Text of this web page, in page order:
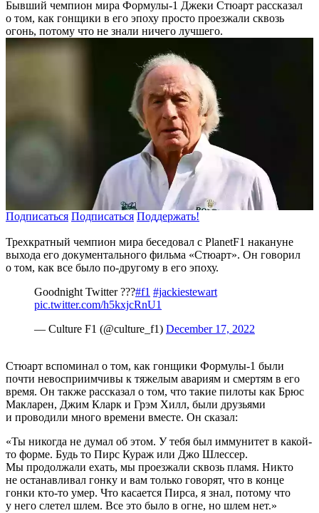
Бывший чемпион мира Формулы-1 Джеки Стюарт рассказал
о том, как гонщики в его эпоху просто проезжали сквозь
огонь, потому что не знали ничего лучшего.
Подписаться Подписаться Поддержать!
Трехкратный чемпион мира беседовал с PlanetF1 накануне
выхода его документального фильма «Стюарт». Он говорил
о том, как все было по-другому в его эпоху.
Goodnight Twitter ???#f1 #jackiestewart
pic.twitter.com/h5kxjcRnU1
— Culture F1 (@culture_f1) December 17, 2022
Стюарт вспоминал о том, как гонщики Формулы-1 были
почти невосприимчивы к тяжелым авариям и смертям в его
время. Он также рассказал о том, что такие пилоты как Брюс
Макларен, Джим Кларк и Грэм Хилл, были друзьями
и проводили много времени вместе. Он сказал:
«Ты никогда не думал об этом. У тебя был иммунитет в какой-
то форме. Будь то Пирс Кураж или Джо Шлессер.
Мы продолжали ехать, мы проезжали сквозь пламя. Никто
не останавливал гонку и вам только говорят, что в конце
гонки кто-то умер. Что касается Пирса, я знал, потому что
у него слетел шлем. Все это было в огне, но шлем нет.»